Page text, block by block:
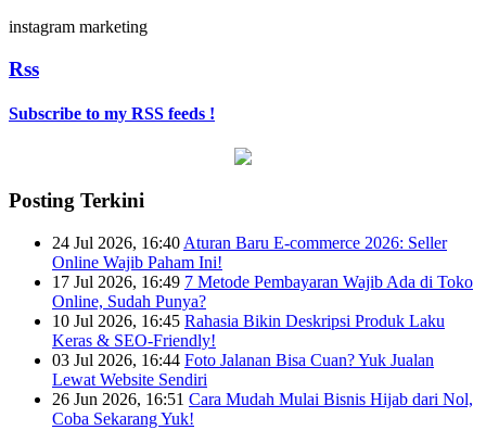
instagram marketing
Rss
Subscribe to my RSS feeds !
Posting Terkini
24 Jul 2026, 16:40 Aturan Baru E-commerce 2026: Seller
Online Wajib Paham Ini!
17 Jul 2026, 16:49 7 Metode Pembayaran Wajib Ada di Toko
Online, Sudah Punya?
10 Jul 2026, 16:45 Rahasia Bikin Deskripsi Produk Laku
Keras & SEO-Friendly!
03 Jul 2026, 16:44 Foto Jalanan Bisa Cuan? Yuk Jualan
Lewat Website Sendiri
26 Jun 2026, 16:51 Cara Mudah Mulai Bisnis Hijab dari Nol,
Coba Sekarang Yuk!